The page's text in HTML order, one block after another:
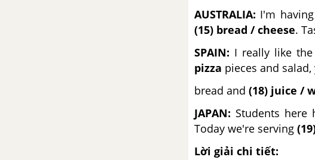
AUSTRALIA: I'm
(15) bread / cheese.
SPAIN: I really like
pizza pieces and
bread and (18) juice /
JAPAN: Students
Today we're serving
Lời giải chi tiết: